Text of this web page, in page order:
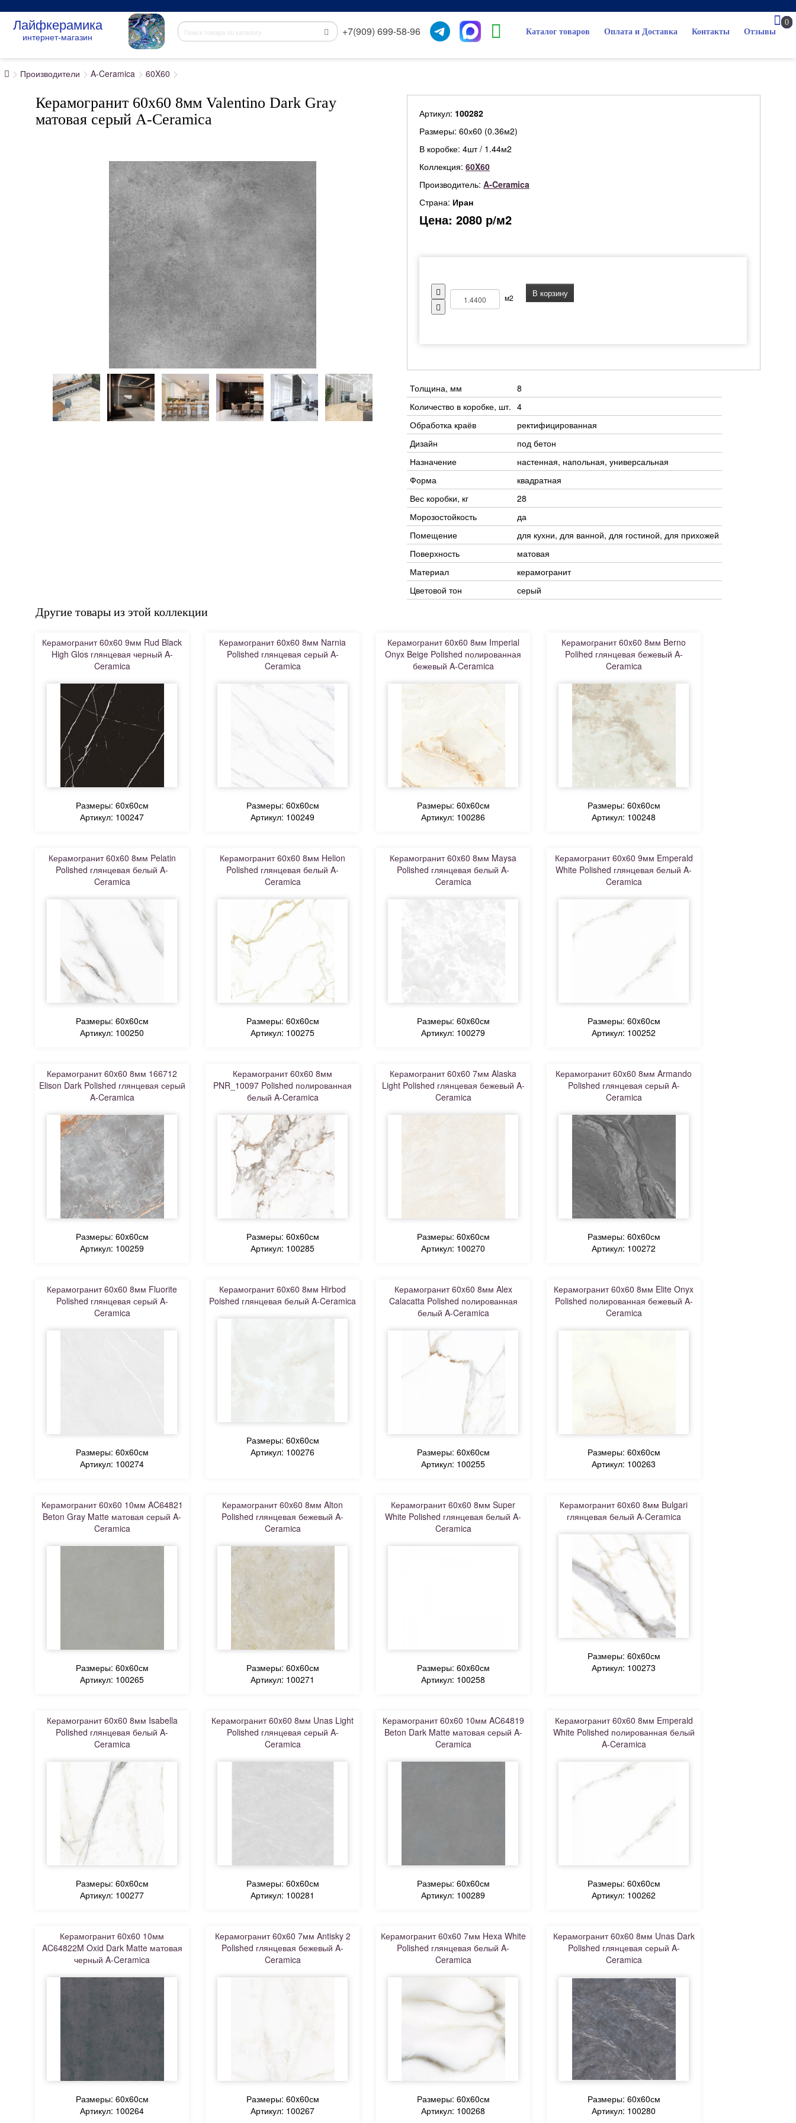
Лайфкерамика
интернет-магазин +7(909) 699-58-96 Каталог товаров Оплата и Доставка Контакты Отзывы
0
Производители A-Ceramica 60X60
Керамогранит 60x60 8мм Valentino Dark Gray
матовая серый A-Ceramica
Артикул: 100282
Размеры: 60х60 (0.36м2)
В коробке: 4шт / 1.44м2
Коллекция: 60X60
Производитель: A-Ceramica
Страна: Иран
Цена: 2080 р/м2
м2 В корзину
Толщина, мм
8
Количество в коробке, шт. 4
Обработка краёв
ректифицированная
Дизайн
под бетон
Назначение
настенная, напольная, универсальная
Форма
квадратная
Вес коробки, кг
28
Морозостойкость
да
Помещение
для кухни, для ванной, для гостиной, для прихожей
Поверхность
матовая
Материал
керамогранит
Цветовой тон
серый
Другие товары из этой коллекции
Керамогранит 60x60 9мм Rud Black
High Glos глянцевая черный A-
Ceramica
Размеры: 60x60см
Артикул: 100247
Керамогранит 60x60 8мм Narnia
Polished глянцевая серый A-
Ceramica
Размеры: 60x60см
Артикул: 100249
Керамогранит 60x60 8мм Imperial
Onyx Beige Polished полированная
бежевый A-Ceramica
Размеры: 60x60см
Артикул: 100286
Керамогранит 60x60 8мм Berno
Polihed глянцевая бежевый A-
Ceramica
Размеры: 60x60см
Артикул: 100248
Керамогранит 60x60 8мм Pelatin
Polished глянцевая белый A-
Ceramica
Размеры: 60x60см
Артикул: 100250
Керамогранит 60x60 8мм Helion
Polished глянцевая белый A-
Ceramica
Размеры: 60x60см
Артикул: 100275
Керамогранит 60x60 8мм Maysa
Polished глянцевая белый A-
Ceramica
Размеры: 60x60см
Артикул: 100279
Керамогранит 60x60 9мм Emperald
White Polished глянцевая белый A-
Ceramica
Размеры: 60x60см
Артикул: 100252
Керамогранит 60x60 8мм 166712
Elison Dark Polished глянцевая серый
A-Ceramica
Размеры: 60x60см
Артикул: 100259
Керамогранит 60x60 8мм
PNR_10097 Polished полированная
белый A-Ceramica
Размеры: 60x60см
Артикул: 100285
Керамогранит 60x60 7мм Alaska
Light Polished глянцевая бежевый A-
Ceramica
Размеры: 60x60см
Артикул: 100270
Керамогранит 60x60 8мм Armando
Polished глянцевая серый A-
Ceramica
Размеры: 60x60см
Артикул: 100272
Керамогранит 60x60 8мм Fluorite
Polished глянцевая серый A-
Ceramica
Размеры: 60x60см
Артикул: 100274
Керамогранит 60x60 8мм Hirbod
Poished глянцевая белый A-Ceramica
Размеры: 60x60см
Артикул: 100276
Керамогранит 60x60 8мм Alex
Calacatta Polished полированная
белый A-Ceramica
Размеры: 60x60см
Артикул: 100255
Керамогранит 60x60 8мм Elite Onyx
Polished полированная бежевый A-
Ceramica
Размеры: 60x60см
Артикул: 100263
Керамогранит 60x60 10мм AC64821
Beton Gray Matte матовая серый A-
Ceramica
Размеры: 60x60см
Артикул: 100265
Керамогранит 60x60 8мм Alton
Polished глянцевая бежевый A-
Ceramica
Размеры: 60x60см
Артикул: 100271
Керамогранит 60x60 8мм Super
White Polished глянцевая белый A-
Ceramica
Размеры: 60x60см
Артикул: 100258
Керамогранит 60x60 8мм Bulgari
глянцевая белый A-Ceramica
Размеры: 60x60см
Артикул: 100273
Керамогранит 60x60 8мм Isabella
Polished глянцевая белый A-
Ceramica
Размеры: 60x60см
Артикул: 100277
Керамогранит 60x60 8мм Unas Light
Polished глянцевая серый A-
Ceramica
Размеры: 60x60см
Артикул: 100281
Керамогранит 60x60 10мм AC64819
Beton Dark Matte матовая серый A-
Ceramica
Размеры: 60x60см
Артикул: 100289
Керамогранит 60x60 8мм Emperald
White Polished полированная белый
A-Ceramica
Размеры: 60x60см
Артикул: 100262
Керамогранит 60x60 10мм
AC64822M Oxid Dark Matte матовая
черный A-Ceramica
Размеры: 60x60см
Артикул: 100264
Керамогранит 60x60 7мм Antisky 2
Polished глянцевая бежевый A-
Ceramica
Размеры: 60x60см
Артикул: 100267
Керамогранит 60x60 7мм Hexa White
Polished глянцевая белый A-
Ceramica
Размеры: 60x60см
Артикул: 100268
Керамогранит 60x60 8мм Unas Dark
Polished глянцевая серый A-
Ceramica
Размеры: 60x60см
Артикул: 100280